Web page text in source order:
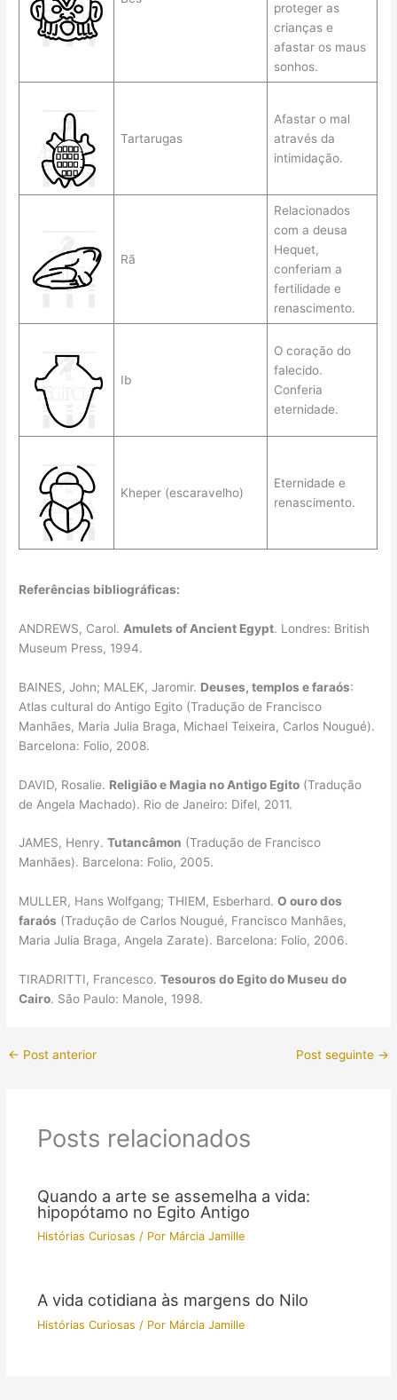
proteger as
crianças e
afastar os maus
sonhos.
Tartarugas
Afastar o mal
através da
intimidação.
Rã
Relacionados
com a deusa
Hequet,
conferiam a
fertilidade e
renascimento.
Ib
O coração do
falecido.
Conferia
eternidade.
Kheper (escaravelho)
Eternidade e
renascimento.
Referências bibliográficas:
ANDREWS, Carol. Amulets of Ancient Egypt. Londres: British
Museum Press, 1994.
BAINES, John; MALEK, Jaromir. Deuses, templos e faraós:
Atlas cultural do Antigo Egito (Tradução de Francisco
Manhães, Maria Julia Braga, Michael Teixeira, Carlos Nougué).
Barcelona: Folio, 2008.
DAVID, Rosalie. Religião e Magia no Antigo Egito (Tradução
de Angela Machado). Rio de Janeiro: Difel, 2011.
JAMES, Henry.Tutancâmon (Tradução de Francisco
Manhães). Barcelona: Folio, 2005.
MULLER, Hans Wolfgang; THIEM, Esberhard.O ouro dos
faraós (Tradução de Carlos Nougué, Francisco Manhães,
Maria Julia Braga, Angela Zarate). Barcelona: Folio, 2006.
TIRADRITTI, Francesco.Tesouros do Egito do Museu do
Cairo. São Paulo: Manole, 1998.
← Post anterior Post seguinte →
Posts relacionados
Quando a arte se assemelha a vida:
hipopótamo no Egito Antigo
Histórias Curiosas / Por Márcia Jamille
A vida cotidiana às margens do Nilo
Histórias Curiosas / Por Márcia Jamille